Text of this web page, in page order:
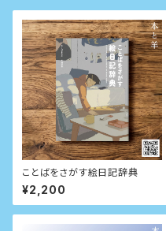
ことばをさがす絵日記辞典
¥2,200